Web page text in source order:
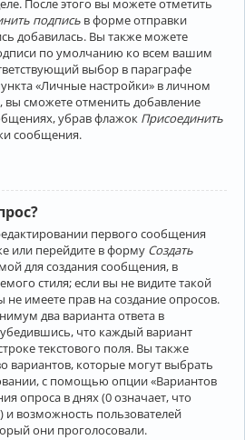
подпись в форме отправки
добавилась. Вы также можете
по умолчанию ко всем вашим
выбор в параграфе
«Личные настройки» в личном
вы сможете отменить добавление
убрав флажок Присоединить
сообщения.
первого сообщения
или перейдите в форму Создать
для создания сообщения, в
стиля; если вы не видите такой
имеете прав на создание опросов.
два варианта ответа в
что каждый вариант
текстового поля. Вы также
вариантов, которые могут выбрать
с помощью опции «Вариантов
опроса в днях (0 означает, что
возможность пользователей
они проголосовали.